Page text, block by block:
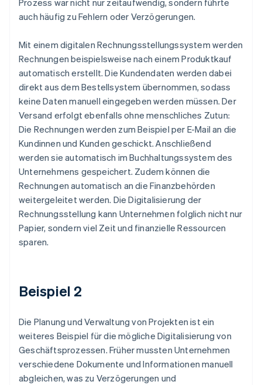
Prozess war nicht nur zeitaufwendig, sondern führte
auch häufig zu Fehlern oder Verzögerungen.
Mit einem digitalen Rechnungsstellungssystem werden
Rechnungen beispielsweise nach einem Produktkauf
automatisch erstellt. Die Kundendaten werden dabei
direkt aus dem Bestellsystem übernommen, sodass
keine Daten manuell eingegeben werden müssen. Der
Versand erfolgt ebenfalls ohne menschliches Zutun:
Die Rechnungen werden zum Beispiel per E-Mail an die
Kundinnen und Kunden geschickt. Anschließend
werden sie automatisch im Buchhaltungssystem des
Unternehmens gespeichert. Zudem können die
Rechnungen automatisch an die Finanzbehörden
weitergeleitet werden. Die Digitalisierung der
Rechnungsstellung kann Unternehmen folglich nicht nur
Papier, sondern viel Zeit und finanzielle Ressourcen
sparen.
Beispiel 2
Die Planung und Verwaltung von Projekten ist ein
weiteres Beispiel für die mögliche Digitalisierung von
Geschäftsprozessen. Früher mussten Unternehmen
verschiedene Dokumente und Informationen manuell
abgleichen, was zu Verzögerungen und